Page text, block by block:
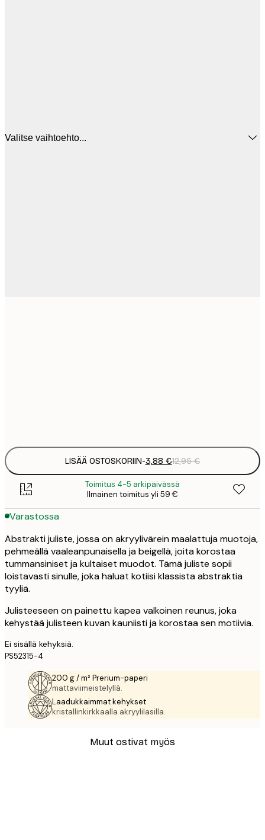
Valitse vaihtoehto...
LISÄÄ OSTOSKORIIN-3,88 €12,95 €
Toimitus 4-5 arkipäivässä
Ilmainen toimitus yli 59 €
Varastossa
Abstrakti juliste, jossa on akryylivärein maalattuja muotoja,
pehmeällä vaaleanpunaisella ja beigellä, joita korostaa
tummansiniset ja kultaiset muodot. Tämä juliste sopii
loistavasti sinulle, joka haluat kotiisi klassista abstraktia
tyyliä.
Julisteeseen on painettu kapea valkoinen reunus, joka
kehystää julisteen kuvan kauniisti ja korostaa sen motiivia.
Ei sisällä kehyksiä.
PS52315-4
200 g / m² Prerium-paperi
mattaviimeistelyllä.
Laadukkaimmat kehykset
kristallinkirkkaalla akryylilasilla.
Muut ostivat myös